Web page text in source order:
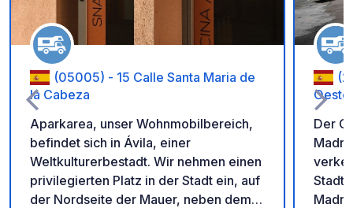
(05005) - 15 Calle Santa Maria de
la Cabeza
Aparkarea, unser Wohnmobilbereich,
befindet sich in Ávila, einer
Weltkulturerbestadt. Wir nehmen einen
privilegierten Platz in der Stadt ein, auf
der Nordseite der Mauer, neben dem
Oeste
Der